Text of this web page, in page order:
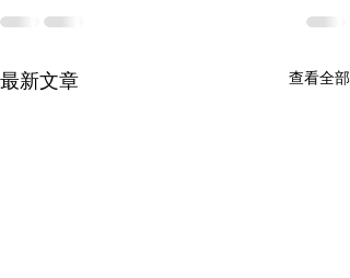
最新文章 查看全部